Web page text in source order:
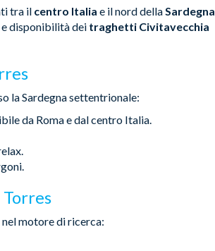
tra il centro Italia e il nord della Sardegna
disponibilità dei traghetti Civitavecchia
la Sardegna settentrionale:
da Roma e dal centro Italia.
motore di ricerca: